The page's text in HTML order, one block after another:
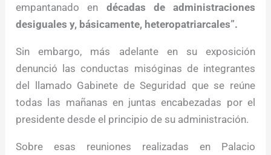
empantanado en décadas de administraciones
desiguales y, básicamente, heteropatriarcales”.
Sin embargo, más adelante en su exposición
denunció las conductas misóginas de integrantes
del llamado Gabinete de Seguridad que se reúne
todas las mañanas en juntas encabezadas por el
presidente desde el principio de su administración.
Sobre esas reuniones realizadas en Palacio